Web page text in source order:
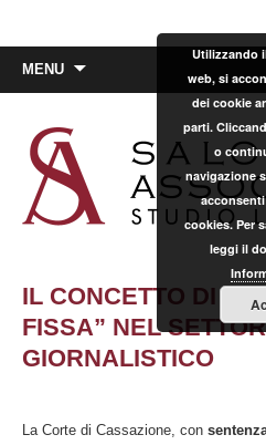
MENU
IL CONCETTO DI
FISSA” NEL
GIORNALISTICO
La Corte di Cassazione, con
Utilizzando
web, si
dei cookie
parti.
o
navigazione
cookies. Per
leggi il